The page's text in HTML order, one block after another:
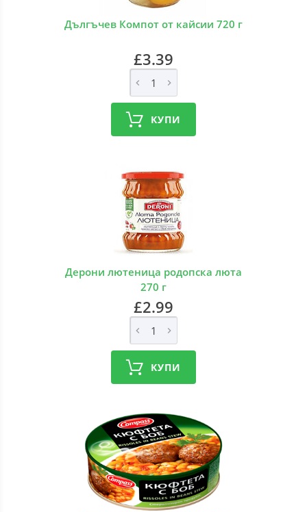
Дългъчев Компот от кайсии 720 г
£3.39
КУПИ
Дерони лютеница родопска люта
270 г
£2.99
КУПИ